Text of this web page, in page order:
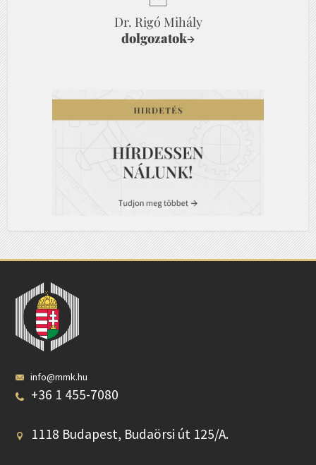
Dr. Rigó Mihály
dolgozatok→
info@mmk.hu
+36 1 455-7080
1118 Budapest, Budaörsi út 125/A.